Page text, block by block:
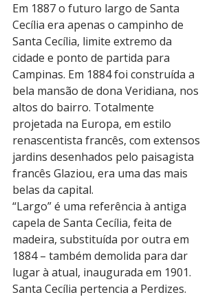
Em 1887 o futuro largo de Santa
Cecília era apenas o campinho de
Santa Cecília, limite extremo da
cidade e ponto de partida para
Campinas. Em 1884 foi construída a
bela mansão de dona Veridiana, nos
altos do bairro. Totalmente
projetada na Europa, em estilo
renascentista francês, com extensos
jardins desenhados pelo paisagista
francês Glaziou, era uma das mais
belas da capital.
“Largo” é uma referência à antiga
capela de Santa Cecília, feita de
madeira, substituída por outra em
1884 – também demolida para dar
lugar à atual, inaugurada em 1901.
Santa Cecília pertencia a Perdizes.